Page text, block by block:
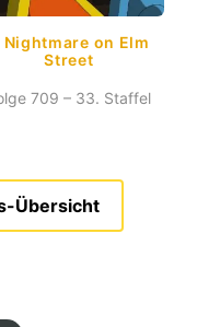
Nightmare on Elm
Street
709 – 33. Staffel
Übersicht